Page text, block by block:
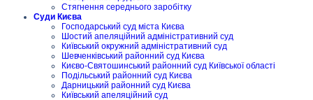
Стягнення середнього заробітку
Суди Києва
Господарський суд міста Києва
Шостий апеляційний адміністративний суд
Київський окружний адміністративний суд
Шевченківський районний суд Києва
Києво-Святошинський районний суд Київської області
Подільський районний суд Києва
Дарницький районний суд Києва
Київський апеляційний суд